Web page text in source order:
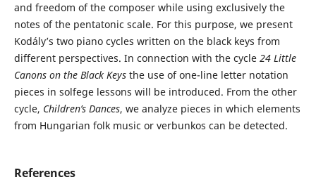
and freedom of the composer while using exclusively the
notes of the pentatonic scale. For this purpose, we present
Kodály’s two piano cycles written on the black keys from
different perspectives. In connection with the cycle 24 Little
Canons on the Black Keys the use of one-line letter notation
pieces in solfege lessons will be introduced. From the other
cycle, Children’s Dances, we analyze pieces in which elements
from Hungarian folk music or verbunkos can be detected.
References